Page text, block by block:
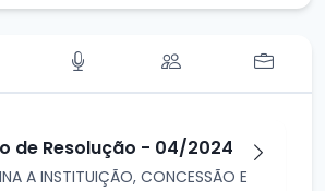
de Resolução - 04/2024
A INSTITUIÇÃO, CONCESSÃO E